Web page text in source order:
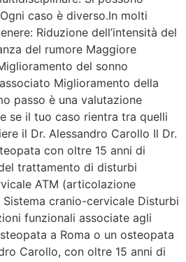
caso è diverso.In molti
Riduzione dell’intensità del
del rumore Maggiore
del sonno
Miglioramento della
passo è una valutazione
se il tuo caso rientra tra quelli
il Dr. Alessandro Carollo Il Dr.
con oltre 15 anni di
trattamento di disturbi
ATM (articolazione
cranio-cervicale Disturbi
funzionali associate agli
a Roma o un osteopata
Carollo, con oltre 15 anni di